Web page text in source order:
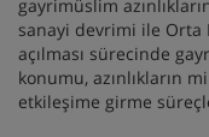
gayrimüslim
sanayi devrimi ile Orta
açılması sürecinde
konumu, azınlıkların
etkileşime girme